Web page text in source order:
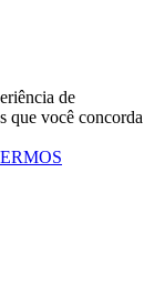
de
que você concorda